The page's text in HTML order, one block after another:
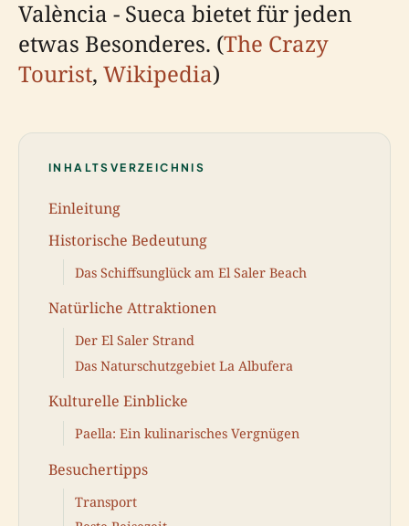
València - Sueca bietet für jeden
etwas Besonderes. (The Crazy
Tourist, Wikipedia)
INHALTSVERZEICHNIS
Einleitung
Historische Bedeutung
Das Schiffsunglück am El Saler Beach
Natürliche Attraktionen
Der El Saler Strand
Das Naturschutzgebiet La Albufera
Kulturelle Einblicke
Paella: Ein kulinarisches Vergnügen
Besuchertipps
Transport